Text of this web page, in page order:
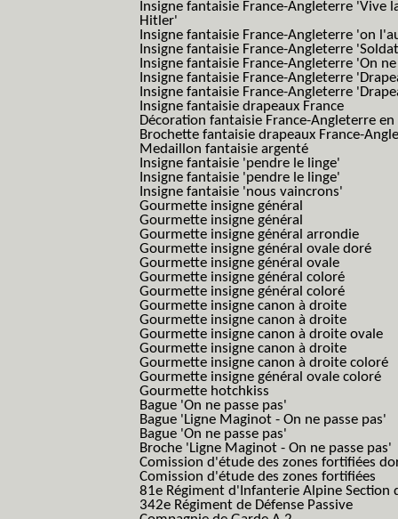
Insigne fantaisie France-Angleterre
Hitler'
Insigne fantaisie France-Angleterre 'on
Insigne fantaisie France-Angleterre
Insigne fantaisie France-Angleterre 'On
Insigne fantaisie France-Angleterre
Insigne fantaisie France-Angleterre
Insigne fantaisie drapeaux France
Décoration fantaisie France-Angleterre en
Brochette fantaisie drapeaux France-
Medaillon fantaisie argenté
Insigne fantaisie 'pendre le linge'
Insigne fantaisie 'pendre le linge'
Insigne fantaisie 'nous vaincrons'
Gourmette insigne général
Gourmette insigne général
Gourmette insigne général arrondie
Gourmette insigne général ovale doré
Gourmette insigne général ovale
Gourmette insigne général coloré
Gourmette insigne général coloré
Gourmette insigne canon à droite
Gourmette insigne canon à droite
Gourmette insigne canon à droite ovale
Gourmette insigne canon à droite
Gourmette insigne canon à droite coloré
Gourmette insigne général ovale coloré
Gourmette hotchkiss
Bague 'On ne passe pas'
Bague 'Ligne Maginot - On ne passe pas'
Bague 'On ne passe pas'
Broche 'Ligne Maginot - On ne passe pas'
Comission d'étude des zones fortifiées
Comission d'étude des zones fortifiées
81e Régiment d'Infanterie Alpine Section
342e Régiment de Défense Passive